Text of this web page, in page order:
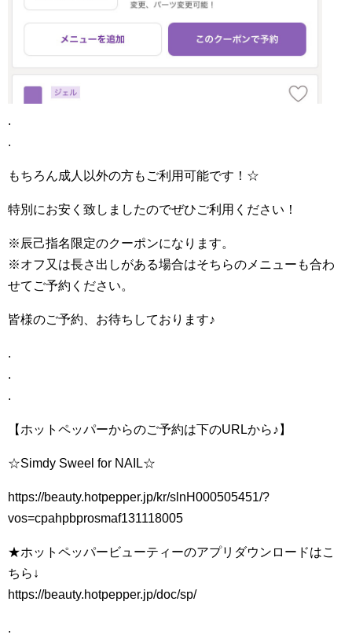
.
.
もちろん成人以外の方もご利用可能です！☆
特別にお安く致しましたのでぜひご利用ください！
※辰己指名限定のクーポンになります。
※オフ又は長さ出しがある場合はそちらのメニューも合わ
せてご予約ください。
皆様のご予約、お待ちしております♪
.
.
.
【ホットペッパーからのご予約は下のURLから♪】
☆Simdy Sweel for NAIL☆
https://beauty.hotpepper.jp/kr/slnH000505451/?
vos=cpahpbprosmaf131118005
★ホットペッパービューティーのアプリダウンロードはこ
ちら↓
https://beauty.hotpepper.jp/doc/sp/
.